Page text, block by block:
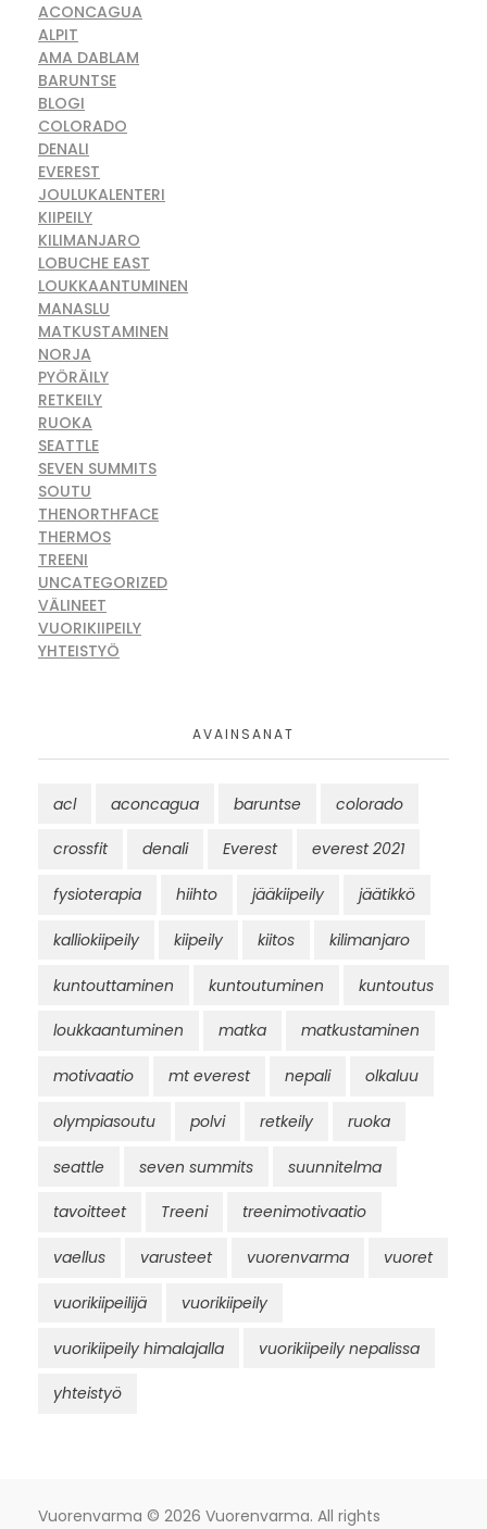
ACONCAGUA
ALPIT
AMA DABLAM
BARUNTSE
BLOGI
COLORADO
DENALI
EVEREST
JOULUKALENTERI
KIIPEILY
KILIMANJARO
LOBUCHE EAST
LOUKKAANTUMINEN
MANASLU
MATKUSTAMINEN
NORJA
PYÖRÄILY
RETKEILY
RUOKA
SEATTLE
SEVEN SUMMITS
SOUTU
THENORTHFACE
THERMOS
TREENI
UNCATEGORIZED
VÄLINEET
VUORIKIIPEILY
YHTEISTYÖ
AVAINSANAT
acl aconcagua baruntse colorado
crossfit denali Everest everest 2021
fysioterapia hiihto jääkiipeily jäätikkö
kalliokiipeily kiipeily kiitos kilimanjaro
kuntouttaminen kuntoutuminen kuntoutus
loukkaantuminen matka matkustaminen
motivaatio mt everest nepali olkaluu
olympiasoutu polvi retkeily ruoka
seattle seven summits suunnitelma
tavoitteet Treeni treenimotivaatio
vaellus varusteet vuorenvarma vuoret
vuorikiipeilijä vuorikiipeily
vuorikiipeily himalajalla vuorikiipeily nepalissa
yhteistyö
Vuorenvarma © 2026 Vuorenvarma. All rights